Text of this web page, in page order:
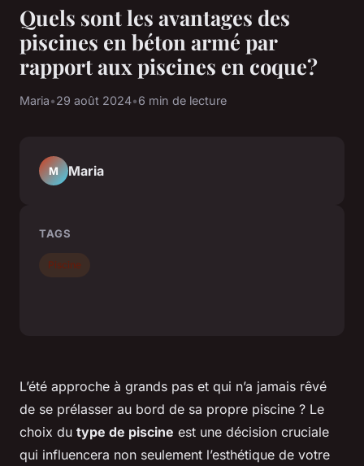
Quels sont les avantages des
piscines en béton armé par
rapport aux piscines en coque?
Maria•29 août 2024•6 min de lecture
L’été approche à grands pas et qui n’a jamais rêvé
de se prélasser au bord de sa propre piscine ? Le
choix du type de piscine est une décision cruciale
qui influencera non seulement l’esthétique de votre
M Maria
TAGS
Piscine